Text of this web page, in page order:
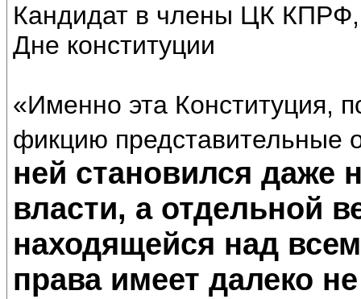
Кандидат в члены ЦК КПРФ,
Дне конституции
«Именно эта Конституция,
фикцию представительные
ней становился даже
власти, а отдельной
находящейся над
права имеет далеко